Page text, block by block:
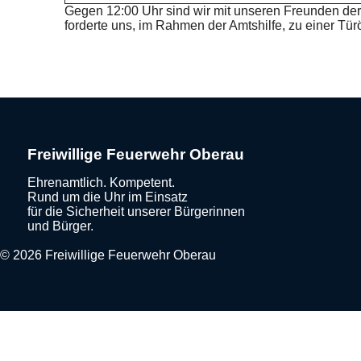
Gegen 12:00 Uhr sind wir mit unseren Freunden
forderte uns, im Rahmen der Amtshilfe, zu einer
Freiwillige Feuerwehr Oberau
Ehrenamtlich. Kompetent.
Rund um die Uhr im Einsatz
für die Sicherheit unserer Bürgerinnen
und Bürger.
© 2026 Freiwillige Feuerwehr Oberau